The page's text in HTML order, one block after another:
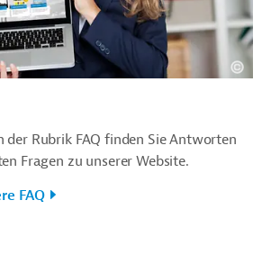
der Rubrik FAQ finden Sie Antworten
Fragen zu unserer Website.
FAQ